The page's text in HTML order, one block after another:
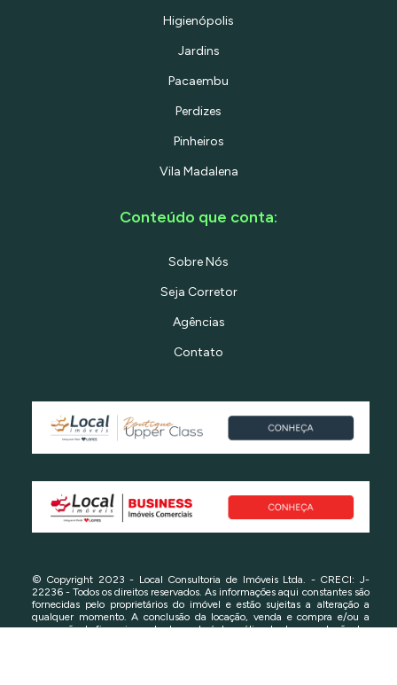
Higienópolis
Jardins
Pacaembu
Perdizes
Pinheiros
Vila Madalena
Conteúdo que conta:
Sobre Nós
Seja Corretor
Agências
Contato
© Copyright 2023 - Local Consultoria de Imóveis Ltda. - CRECI: J-
22236 - Todos os direitos reservados. As informações aqui constantes são
fornecidas pelo proprietários do imóvel e estão sujeitas a alteração a
qualquer momento. A conclusão da locação, venda e compra e/ou a
concessão de financiamento dependerá da análise da documentação das